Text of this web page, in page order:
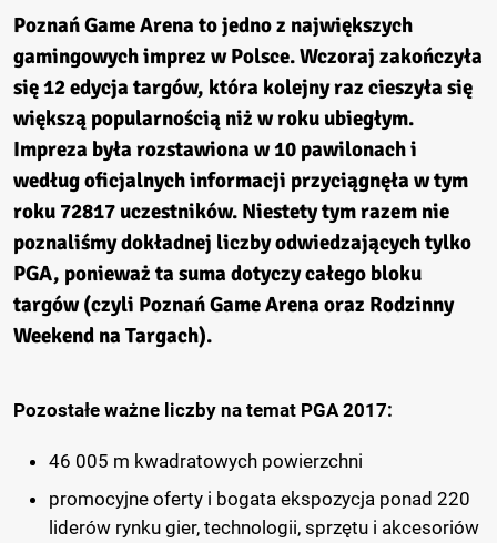
Poznań Game Arena to jedno z największych
gamingowych imprez w Polsce. Wczoraj zakończyła
się 12 edycja targów, która kolejny raz cieszyła się
większą popularnością niż w roku ubiegłym.
Impreza była rozstawiona w 10 pawilonach i
według oficjalnych informacji przyciągnęła w tym
roku 72817 uczestników. Niestety tym razem nie
poznaliśmy dokładnej liczby odwiedzających tylko
PGA, ponieważ ta suma dotyczy całego bloku
targów (czyli Poznań Game Arena oraz Rodzinny
Weekend na Targach).
Pozostałe ważne liczby na temat PGA 2017:
46 005 m kwadratowych powierzchni
promocyjne oferty i bogata ekspozycja ponad 220
liderów rynku gier, technologii, sprzętu i akcesoriów